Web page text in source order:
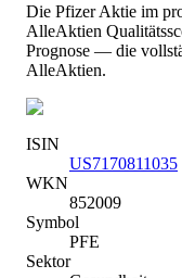
Die PfizerAktie im
AlleAktien
Prognose — die
AlleAktien.
ISIN
US7170811035
WKN
852009
Symbol
PFE
Sektor